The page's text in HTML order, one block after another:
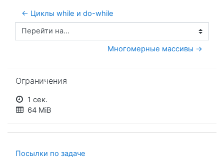
← Циклы while и do-while
Перейти на...
Многомерные массивы →
Ограничения
1 сек.
64 MiB
Посылки по задаче